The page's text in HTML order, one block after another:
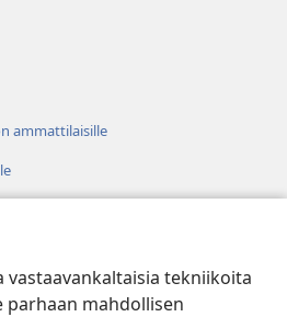
vastaavankaltaisia tekniikoita
mahdollisen
ammattilaisille